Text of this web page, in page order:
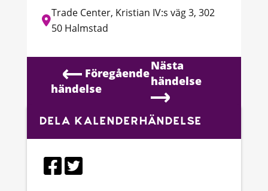
Trade Center, Kristian IV:s väg 3, 302
50 Halmstad
Föregående
händelse
Nästa
händelse
DELA KALENDERHÄNDELSE